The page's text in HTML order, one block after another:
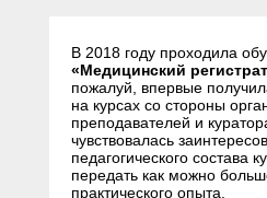
В 2018 году проходила
«Медицинский
пожалуй, впервые
на курсах со стороны
преподавателей и
чувствовалась
педагогического состава
передать как можно
практического опыта.